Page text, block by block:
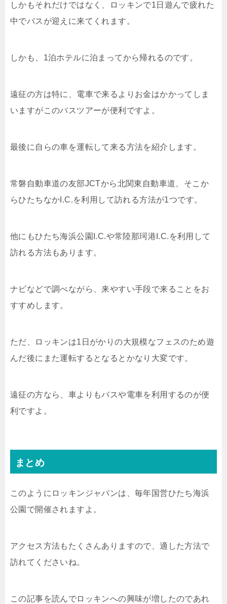
しかもそれだけではなく、ロッキンで1日遊んで疲れた
中でバスが迎えに来てくれます。
しかも、1泊ホテルに泊まってから帰れるのです。
遠征の方は特に、電車で来るよりお金はかかってしま
いますがこのバスツアーが便利ですよ。
最後に自らの車を運転して来る方法を紹介します。
常磐自動車道の友部JCTから北関東自動車道、そこか
らひたちなかI.C.を利用して訪れる方法が1つです。
他にもひたち海浜公園I.C.や常陸那珂港I.C.を利用して
訪れる方法もあります。
ナビなどで調べながら、来やすい手段で来ることをお
すすめします。
ただ、ロッキンは1日がかりの大規模なフェスのため遊
んだ後にまた運転するとなるとかなり大変です。
遠征の方なら、車よりもバスや電車を利用するのが便
利ですよ。
まとめ
このようにロッキンジャパンは、毎年国営ひたち海浜
公園で開催されますよ。
アクセス方法もたくさんありますので、適した方法で
訪れてくださいね。
この記事を読んでロッキンへの興味が増したのであれ